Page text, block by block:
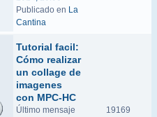
Publicado en La
Cantina
Tutorial facil:
Cómo realizar
un collage de
imagenes
con MPC-HC
Último mensaje
19169